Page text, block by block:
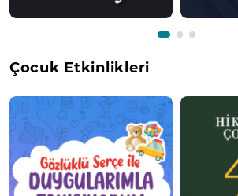
Çocuk Etkinlikleri